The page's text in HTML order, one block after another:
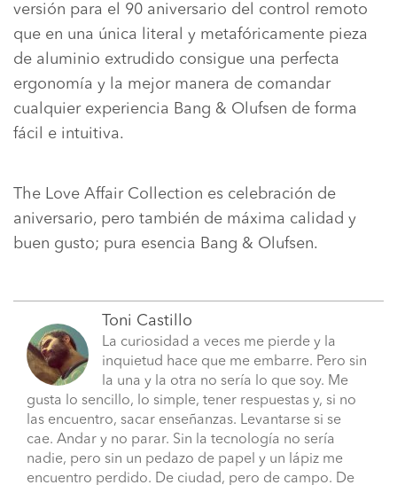
versión para el 90 aniversario del control remoto
que en una única literal y metafóricamente pieza
de aluminio extrudido consigue una perfecta
ergonomía y la mejor manera de comandar
cualquier experiencia Bang & Olufsen de forma
fácil e intuitiva.
The Love Affair Collection es celebración de
aniversario, pero también de máxima calidad y
buen gusto; pura esencia Bang & Olufsen.
Toni Castillo
La curiosidad a veces me pierde y la
inquietud hace que me embarre. Pero sin
la una y la otra no sería lo que soy. Me
gusta lo sencillo, lo simple, tener respuestas y, si no
las encuentro, sacar enseñanzas. Levantarse si se
cae. Andar y no parar. Sin la tecnología no sería
nadie, pero sin un pedazo de papel y un lápiz me
encuentro perdido. De ciudad, pero de campo. De